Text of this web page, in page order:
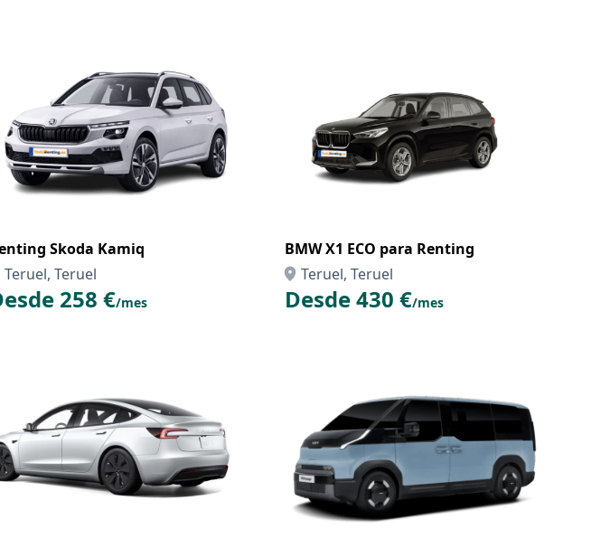
Skoda Kamiq
Teruel, Teruel
258 €/mes
BMW X1 ECO para Renting
Teruel, Teruel
Desde 430 €/mes